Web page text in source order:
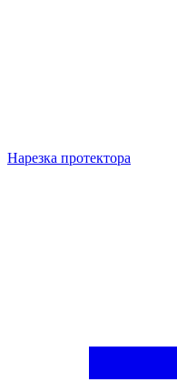
Нарезка протектора